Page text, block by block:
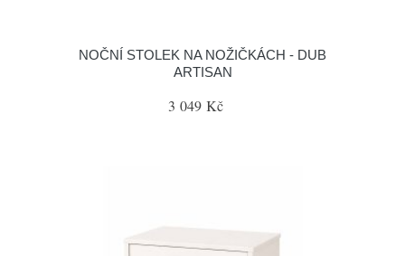
NOČNÍ STOLEK NA NOŽIČKÁCH - DUB
ARTISAN
3 049 Kč